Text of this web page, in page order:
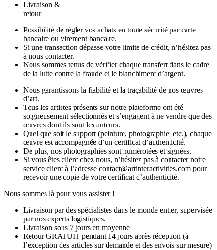
Livraison &
retour
Possibilité de régler vos achats en toute sécurité par carte
bancaire ou virement bancaire.
Si une transaction dépasse votre limite de crédit, n’hésitez pas
à nous contacter.
Nous sommes tenus de vérifier chaque transfert dans le cadre
de la lutte contre la fraude et le blanchiment d’argent.
Nous garantissons la fiabilité et la traçabilité de nos œuvres
d’art.
Tous les artistes présents sur notre plateforme ont été
soigneusement sélectionnés et s’engagent à ne vendre que des
œuvres dont ils sont les auteurs.
Quel que soit le support (peinture, photographie, etc.), chaque
œuvre est accompagnée d’un certificat d’authenticité.
De plus, nos photographies sont numérotées et signées.
Si vous êtes client chez nous, n’hésitez pas à contacter notre
service client à l’adresse contact@artinteractivities.com pour
recevoir une copie de votre certificat d’authenticité.
Nous sommes là pour vous assister !
Livraison par des spécialistes dans le monde entier, supervisée
par nos experts logistiques.
Livraison sous 7 jours en moyenne
Retour GRATUIT pendant 14 jours après réception (à
l’exception des articles sur demande et des envois sur mesure)